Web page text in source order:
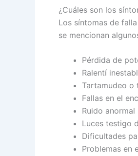
¿Cuáles son los
Los síntomas de
se mencionan
Pérdida de
Ralentí
Tartamudeo o
Fallas en el
Ruido
Luces testigo
Dificultades
Problemas en